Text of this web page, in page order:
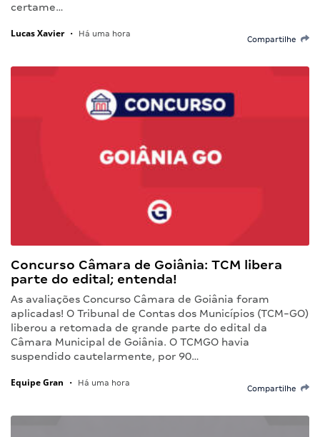
certame…
Lucas Xavier • Há uma hora
Compartilhe
Concurso Câmara de Goiânia: TCM libera
parte do edital; entenda!
As avaliações Concurso Câmara de Goiânia foram
aplicadas! O Tribunal de Contas dos Municípios (TCM-GO)
liberou a retomada de grande parte do edital da
Câmara Municipal de Goiânia. O TCMGO havia
suspendido cautelarmente, por 90…
Equipe Gran • Há uma hora
Compartilhe